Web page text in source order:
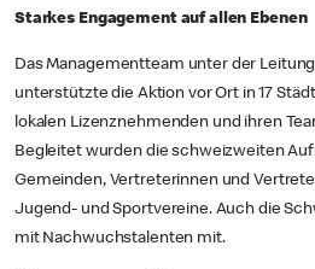
Starkes Engagement auf allen Ebenen
Das Managementteam unter der
unterstützte die Aktion vor Ort in 17
lokalen Lizenznehmenden und ihren
Begleitet wurden die schweizweiten
Gemeinden, Vertreterinnen und
Jugend- und Sportvereine. Auch die
mit Nachwuchstalenten mit.